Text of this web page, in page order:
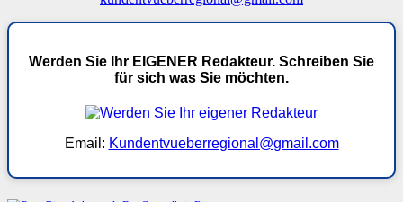
Werden Sie Ihr EIGENER Redakteur. Schreiben Sie
für sich was Sie möchten.
Email: Kundentvueberregional@gmail.com